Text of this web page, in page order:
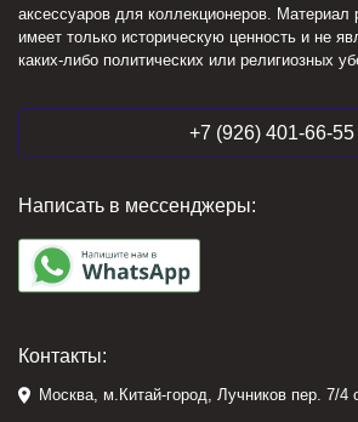
аксессуаров для коллекционеров.
имеет только историческую ценность и не
каких-либо политических или религиозных
+7 (926) 401-66-55
Написать в мессенджеры:
Контакты:
Москва, м.Китай-город, Лучников пер. 7/4